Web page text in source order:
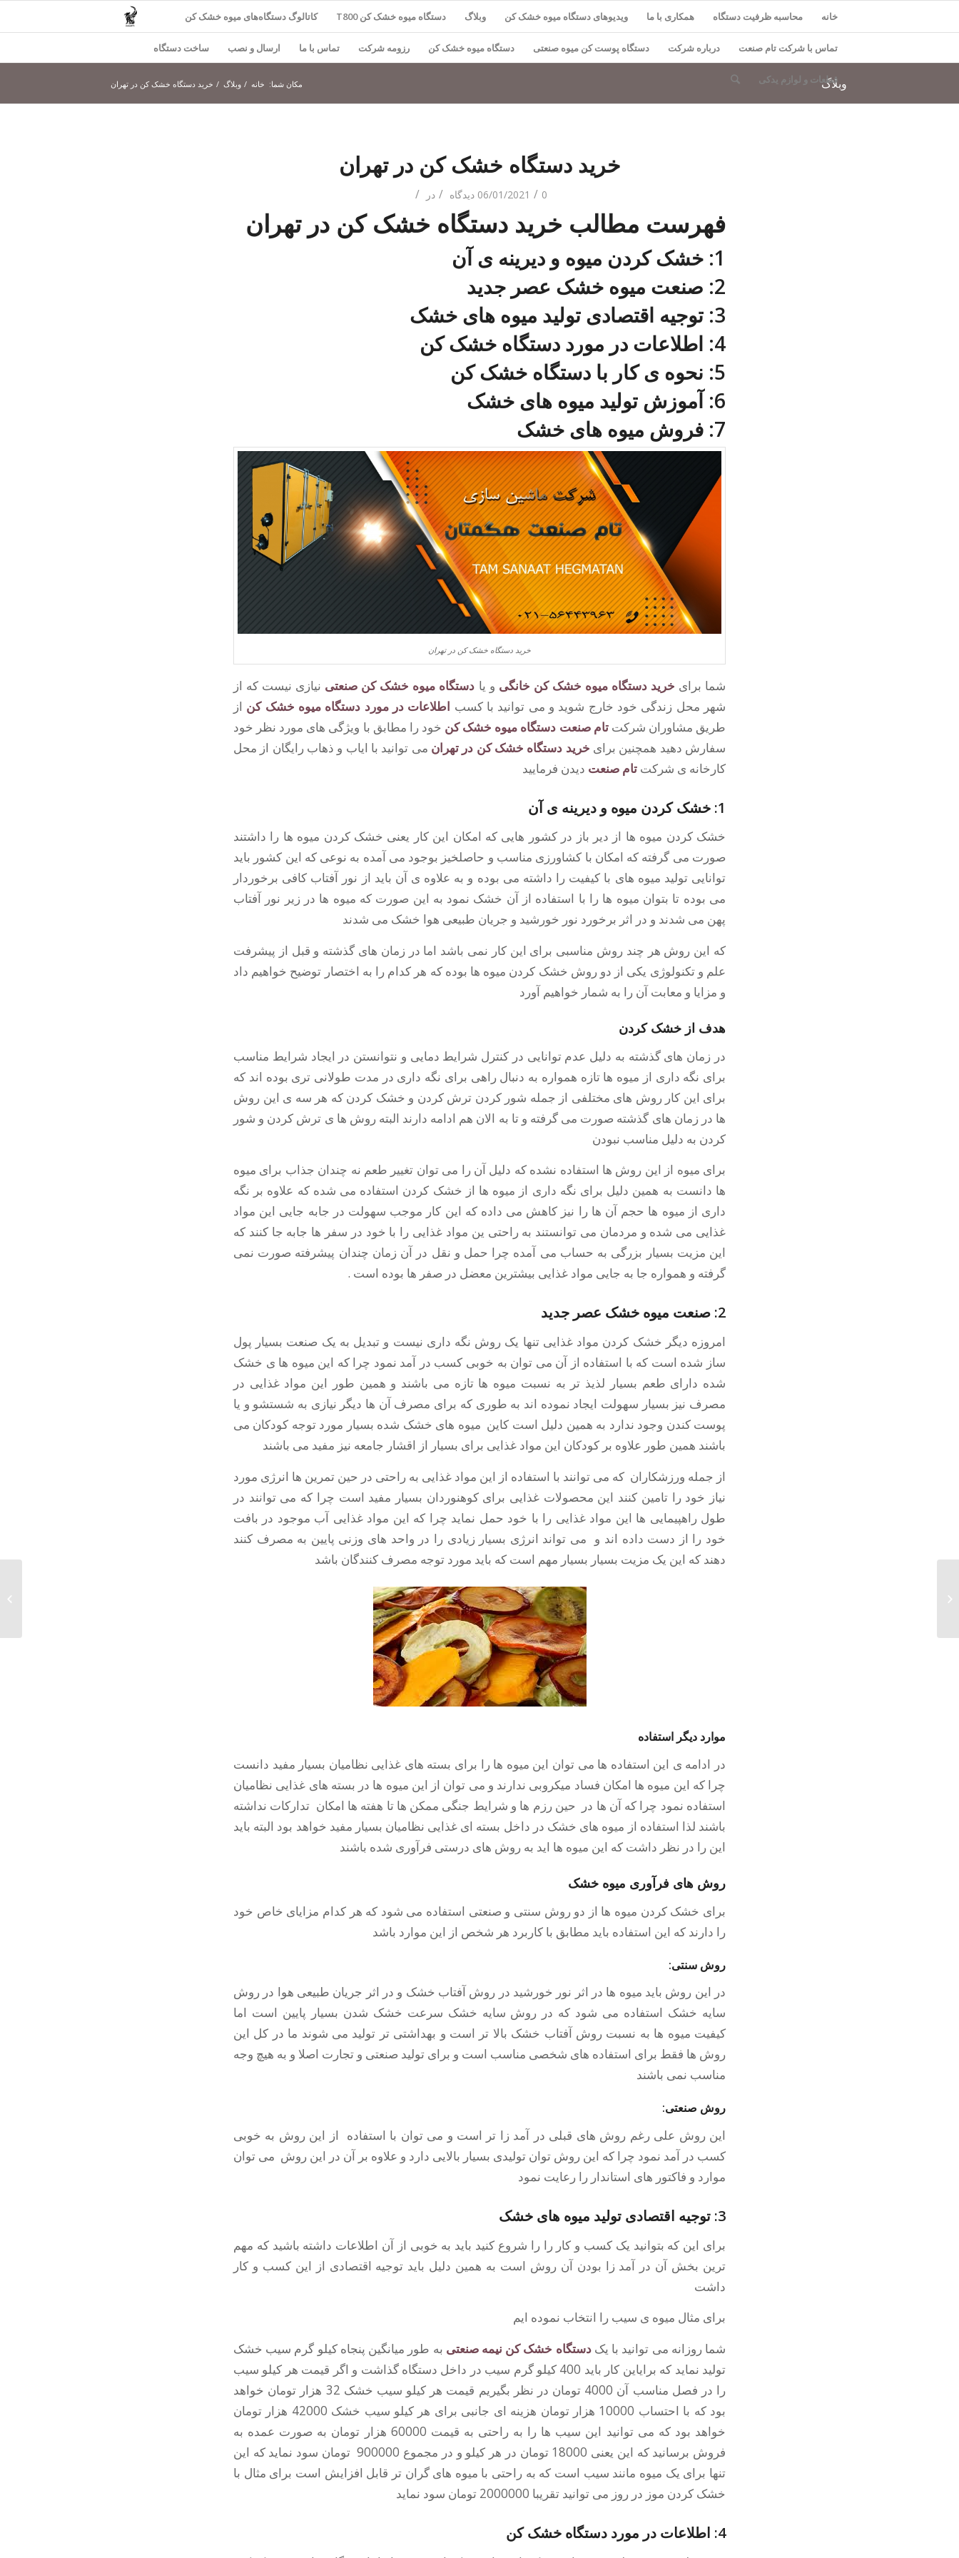
خانه محاسبه ظرفیت دستگاه همکاری با ما ویدیوهای دستگاه میوه خشک کن وبلاگ دستگاه میوه خشک کن T800 کاتالوگ دستگاه‌های میوه خشک کن
تماس با شرکت تام صنعت درباره شرکت دستگاه پوست کن میوه صنعتی دستگاه میوه خشک کن رزومه شرکت تماس با ما ارسال و نصب ساخت دستگاه
قطعات و لوازم یدکی
وبلاگ مکان شما: خانه / وبلاگ / خرید دستگاه خشک کن در تهران
خرید دستگاه خشک کن در تهران
06/01/2021 / 0 دیدگاه / در /
فهرست مطالب خرید دستگاه خشک کن در تهران
1: خشک کردن میوه و دیرینه ی آن
2: صنعت میوه خشک عصر جدید
3: توجیه اقتصادی تولید میوه های خشک
4: اطلاعات در مورد دستگاه خشک کن
5: نحوه ی کار با دستگاه خشک کن
6: آموزش تولید میوه های خشک
7: فروش میوه های خشک
خرید دستگاه خشک کن در تهران
شما برای خرید دستگاه میوه خشک کن خانگی و یا دستگاه میوه خشک کن صنعتی نیازی نیست که از
شهر محل زندگی خود خارج شوید و می توانید با کسب اطلاعات در مورد دستگاه میوه خشک کن از
طریق مشاوران شرکت تام صنعت دستگاه میوه خشک کن خود را مطابق با ویژگی های مورد نظر خود
سفارش دهید همچنین برای خرید دستگاه خشک کن در تهران می توانید با ایاب و ذهاب رایگان از محل
کارخانه ی شرکت تام صنعت دیدن فرمایید
1: خشک کردن میوه و دیرینه ی آن
خشک کردن میوه ها از دیر باز در کشور هایی که امکان این کار یعنی خشک کردن میوه ها را داشتند
صورت می گرفته که امکان با کشاورزی مناسب و حاصلخیز بوجود می آمده به نوعی که این کشور باید
توانایی تولید میوه های با کیفیت را داشته می بوده و به علاوه ی آن باید از نور آفتاب کافی برخوردار
می بوده تا بتوان میوه ها را با استفاده از آن خشک نمود به این صورت که میوه ها در زیر نور آفتاب
پهن می شدند و در اثر برخورد نور خورشید و جریان طبیعی هوا خشک می شدند
که این روش هر چند روش مناسبی برای این کار نمی باشد اما در زمان های گذشته و قبل از پیشرفت
علم و تکنولوژی یکی از دو روش خشک کردن میوه ها بوده که هر کدام را به اختصار توضیح خواهیم داد
و مزایا و معابت آن را به شمار خواهیم آورد
هدف از خشک کردن
در زمان های گذشته به دلیل عدم توانایی در کنترل شرایط دمایی و نتوانستن در ایجاد شرایط مناسب
برای نگه داری از میوه ها تازه همواره به دنبال راهی برای نگه داری در مدت طولانی تری بوده اند که
برای این کار روش های مختلفی از جمله شور کردن ترش کردن و خشک کردن که هر سه ی این روش
ها در زمان های گذشته صورت می گرفته و تا به الان هم ادامه دارند البته روش ها ی ترش کردن و شور
کردن به دلیل مناسب نبودن
برای میوه از این روش ها استفاده نشده که دلیل آن را می توان تغییر طعم نه چندان جذاب برای میوه
ها دانست به همین دلیل برای نگه داری از میوه ها از خشک کردن استفاده می شده که علاوه بر نگه
داری از میوه ها حجم آن ها را نیز کاهش می داده که این کار موجب سهولت در جابه جایی این مواد
غذایی می شده و مردمان می توانستند به راحتی ین مواد غذایی را با خود در سفر ها جابه جا کنند که
این مزیت بسیار بزرگی به حساب می آمده چرا حمل و نقل در آن زمان چندان پیشرفته صورت نمی
گرفته و همواره جا به جایی مواد غذایی بیشترین معضل در صفر ها بوده است .
2: صنعت میوه خشک عصر جدید
امروزه دیگر خشک کردن مواد غذایی تنها یک روش نگه داری نیست و تبدیل به یک صنعت بسیار پول
ساز شده است که با استفاده از آن می توان به خوبی کسب در آمد نمود چرا که این میوه ها ی خشک
شده دارای طعم بسیار لذیذ تر به نسبت میوه ها تازه می باشند و همین طور این مواد غذایی در
مصرف نیز بسیار سهولت ایجاد نموده اند به طوری که برای مصرف آن ها دیگر نیازی به شستشو و یا
پوست کندن وجود ندارد به همین دلیل است کاین میوه های خشک شده بسیار مورد توجه کودکان می
باشند همین طور علاوه بر کودکان این مواد غذایی برای بسیار از اقشار جامعه نیز مفید می باشند
از جمله ورزشکاران که می توانند با استفاده از این مواد غذایی به راحتی در حین تمرین ها انرژی مورد
نیاز خود را تامین کنند این محصولات غذایی برای کوهنوردان بسیار مفید است چرا که می توانند در
طول راهپیمایی ها این مواد غذایی را با خود حمل نماید چرا که این مواد غذایی آب موجود در بافت
خود را از دست داده اند و می تواند انرژی بسیار زیادی را در واحد های وزنی پایین به مصرف کنند
دهند که این یک مزیت بسیار بسیار مهم است که باید مورد توجه مصرف کنندگان باشد
موارد دیگر استفاده
در ادامه ی این استفاده ها می توان این میوه ها را برای بسته های غذایی نظامیان بسیار مفید دانست
چرا که این میوه ها امکان فساد میکروبی ندارند و می توان از این میوه ها در بسته های غذایی نظامیان
استفاده نمود چرا که آن ها در حین رزم ها و شرایط جنگی ممکن ها تا هفته ها امکان تدارکات نداشته
باشند لذا استفاده از میوه های خشک در داخل بسته ای غذایی نظامیان بسیار مفید خواهد بود البته باید
این را در نظر داشت که این میوه ها اید به روش های درستی فرآوری شده باشند
روش های فرآوری میوه خشک
برای خشک کردن میوه ها از دو روش سنتی و صنعتی استفاده می شود که هر کدام مزایای خاص خود
را دارند که این استفاده باید مطابق با کاربرد هر شخص از این موارد باشد
روش سنتی:
در این روش باید میوه ها در اثر نور خورشید در روش آفتاب خشک و در اثر جریان طبیعی هوا در روش
سایه خشک استفاده می شود که در روش سایه خشک سرعت خشک شدن بسیار پایین است اما
کیفیت میوه ها به نسبت روش آفتاب خشک بالا تر است و بهداشتی تر تولید می شوند ما در کل این
روش ها فقط برای استفاده های شخصی مناسب است و برای تولید صنعتی و تجارت اصلا و به هیچ وجه
مناسب نمی باشند
روش صنعتی:
این روش علی رغم روش های قبلی در آمد زا تر است و می توان با استفاده از این روش به خوبی
کسب در آمد نمود چرا که این روش توان تولیدی بسیار بالایی دارد و علاوه بر آن در این روش می توان
موارد و فاکتور های استاندار را رعایت نمود
3: توجیه اقتصادی تولید میوه های خشک
برای این که بتوانید یک کسب و کار را را شروع کنید باید به خوبی از آن اطلاعات داشته باشید که مهم
ترین بخش آن در آمد زا بودن آن روش است به همین دلیل باید توجیه اقتصادی از این کسب و کار
داشت
برای مثال میوه ی سیب را انتخاب نموده ایم
شما روزانه می توانید با یکدستگاه خشک کن نیمه صنعتی به طور میانگین پنجاه کیلو گرم سیب خشک
تولید نماید که برایاین کار باید 400 کیلو گرم سیب در داخل دستگاه گذاشت و اگر قیمت هر کیلو سیب
را در فصل مناسب آن 4000 تومان در نظر بگیریم قیمت هر کیلو سیب خشک 32 هزار تومان خواهد
بود که با احتساب 10000 هزار تومان هزینه ای جانبی برای هر کیلو سیب خشک 42000 هزار تومان
خواهد بود که می توانید این سیب ها را به راحتی به قیمت 60000 هزار تومان به صورت عمده به
فروش برسانید که این یعنی 18000 تومان در هر کیلو و در مجموع 900000 تومان سود نماید که این
تنها برای یک میوه مانند سیب است که به راحتی با میوه های گران تر قابل افزایش است برای مثال با
خشک کردن موز در روز می توانید تقریبا 2000000 تومان سود نماید
4: اطلاعات در مورد دستگاه خشک کن